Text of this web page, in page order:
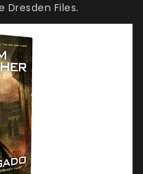
Dresden Files.